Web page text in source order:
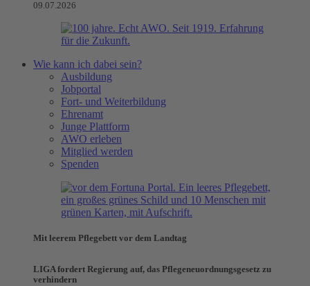
09.07.2026
Wie kann ich dabei sein?
Ausbildung
Jobportal
Fort- und Weiterbildung
Ehrenamt
Junge Plattform
AWO erleben
Mitglied werden
Spenden
Mit leerem Pflegebett vor dem Landtag
LIGA fordert Regierung auf, das Pflegeneuordnungsgesetz zu
verhindern